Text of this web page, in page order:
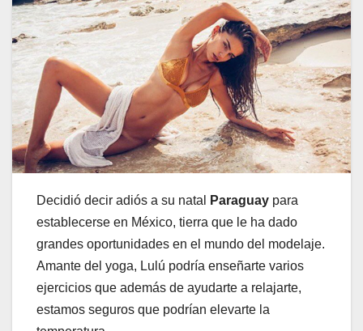
Decidió decir adiós a su natal Paraguay para
establecerse en México, tierra que le ha dado
grandes oportunidades en el mundo del modelaje.
Amante del yoga, Lulú podría enseñarte varios
ejercicios que además de ayudarte a relajarte,
estamos seguros que podrían elevarte la